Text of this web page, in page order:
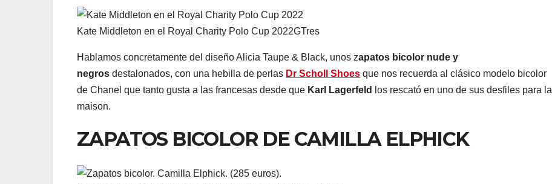
Kate Middleton en el Royal Charity Polo Cup 2022GTres
Hablamos concretamente del diseño Alicia Taupe & Black, unos zapatos bicolor nude y
negros destalonados, con una hebilla de perlas Dr Scholl Shoes que nos recuerda al clásico modelo bicolor
de Chanel que tanto gusta a las francesas desde que Karl Lagerfeld
los rescató en uno de sus desfiles para la
maison.
ZAPATOS BICOLOR DE CAMILLA ELPHICK